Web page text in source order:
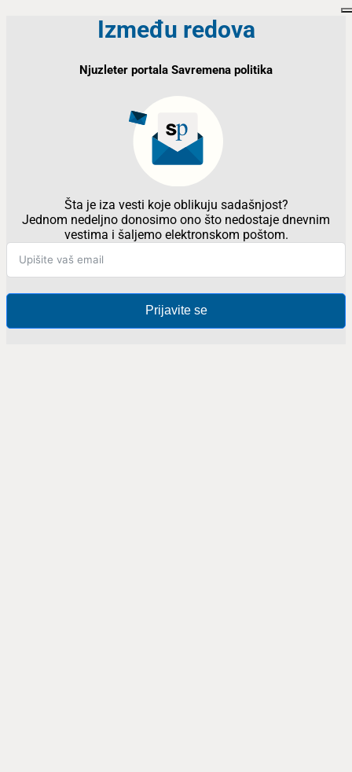
Između redova
Njuzleter portala Savremena politika
Šta je iza vesti koje oblikuju sadašnjost?
Jednom nedeljno donosimo ono što nedostaje dnevnim
vestima i šaljemo elektronskom poštom.
Prijavite se